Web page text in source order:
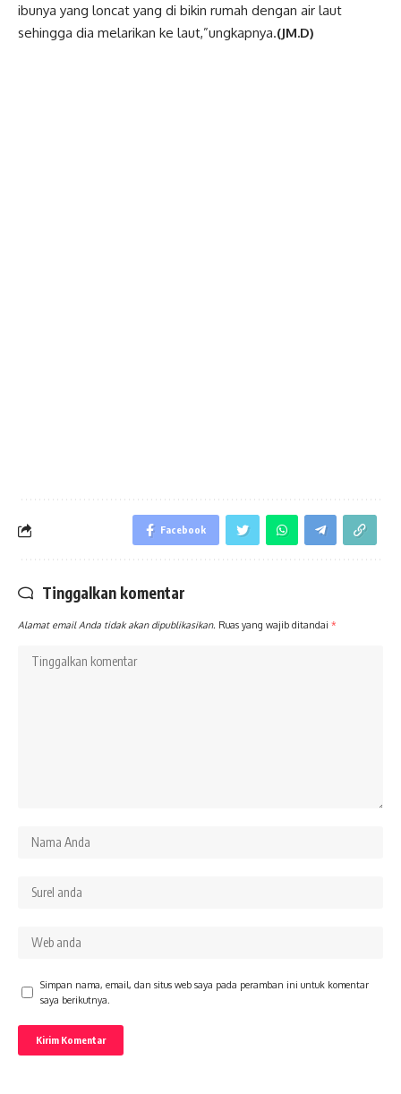
ibunya yang loncat yang di bikin rumah dengan air laut
sehingga dia melarikan ke laut,”ungkapnya.(JM.D)
Facebook
Tinggalkan komentar
Alamat email Anda tidak akan dipublikasikan. Ruas yang wajib ditandai *
Simpan nama, email, dan situs web saya pada peramban ini untuk komentar
saya berikutnya.